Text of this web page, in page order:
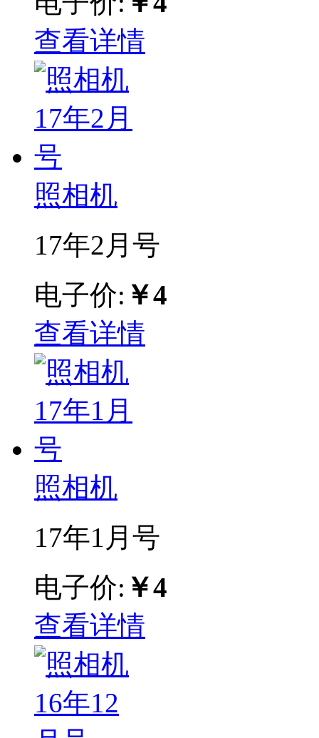
查看详情
照相机
17年2月号
电子价: ￥4
查看详情
照相机
17年1月号
电子价: ￥4
查看详情